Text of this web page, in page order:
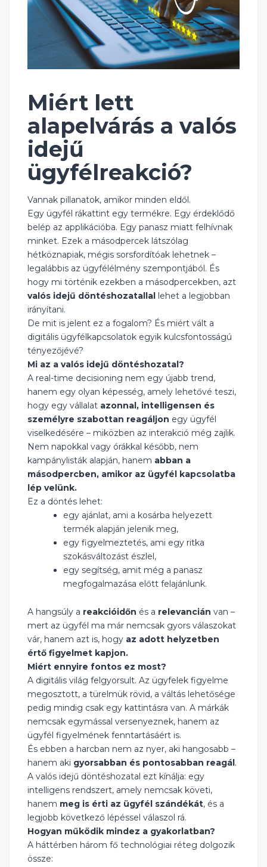
Miért lett
alapelvárás a valós
idejű
ügyfélreakció?
Vannak pillanatok, amikor minden eldől.
Egy ügyfél rákattint egy termékre. Egy érdeklődő
belép az applikációba. Egy panasz miatt felhívnak
minket. Ezek a másodpercek látszólag
hétköznapiak, mégis sorsfordítóak lehetnek –
legalábbis az ügyfélélmény szempontjából. És
hogy mi történik ezekben a másodpercekben, azt
valós idejű döntéshozatallal lehet a legjobban
irányítani.
De mit is jelent ez a fogalom? És miért vált a
digitális ügyfélkapcsolatok egyik kulcsfontosságú
tényezőjévé?
Mi az a valós idejű döntéshozatal?
A real-time decisioning nem egy újabb trend,
hanem egy olyan képesség, amely lehetővé teszi,
hogy egy vállalat azonnal, intelligensen és
személyre szabottan reagáljon egy ügyfél
viselkedésére – miközben az interakció még zajlik.
Nem napokkal vagy órákkal később, nem
kampánylisták alapján, hanem abban a
másodpercben, amikor az ügyfél kapcsolatba
lép velünk.
Ez a döntés lehet:
egy ajánlat, ami a kosárba helyezett
termék alapján jelenik meg,
egy figyelmeztetés, ami egy ritka
szokásváltozást észlel,
egy segítség, amit még a panasz
megfogalmazása előtt felajánlunk.
A hangsúly a reakcióidőn és a relevancián van –
mert az ügyfél ma már nemcsak gyors válaszokat
vár, hanem azt is, hogy az adott helyzetben
értő figyelmet kapjon.
Miért ennyire fontos ez most?
A digitális világ felgyorsult. Az ügyfelek figyelme
megosztott, a türelmük rövid, a váltás lehetősége
pedig mindig csak egy kattintásra van. A márkák
nemcsak egymással versenyeznek, hanem az
ügyfél figyelmének fenntartásáért is.
És ebben a harcban nem az nyer, aki hangosabb –
hanem aki gyorsabban és pontosabban reagál.
A valós idejű döntéshozatal ezt kínálja: egy
intelligens rendszert, amely nemcsak követi,
hanem meg is érti az ügyfél szándékát, és a
legjobb következő lépéssel válaszol rá.
Hogyan működik mindez a gyakorlatban?
A háttérben három fő technológiai réteg dolgozik
össze: